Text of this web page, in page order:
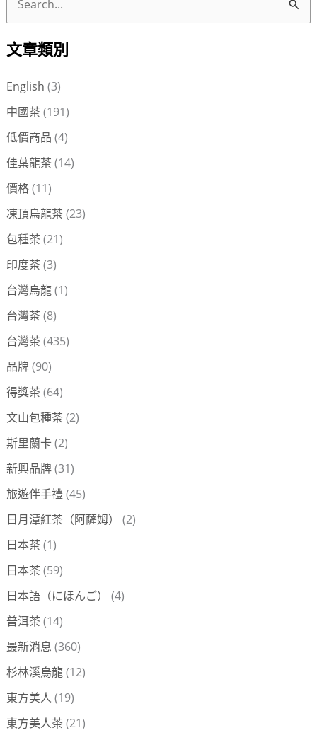
關
文章類別
English (3)
中國茶 (191)
低價商品 (4)
佳葉龍茶 (14)
價格(11)
凍頂烏龍茶 (23)
包種茶 (21)
印度茶 (3)
台灣烏龍(1)
台灣茶 (8)
台灣茶 (435)
品牌(90)
得獎茶 (64)
文山包種茶 (2)
斯里蘭卡(2)
新興品牌(31)
旅遊伴手禮(45)
日月潭紅茶（阿薩姆）
(2)
日本茶 (1)
日本茶 (59)
日本語（にほんご）
(4)
普洱茶 (14)
最新消息 (360)
杉林溪烏龍(12)
東方美人 (19)
東方美人茶 (21)